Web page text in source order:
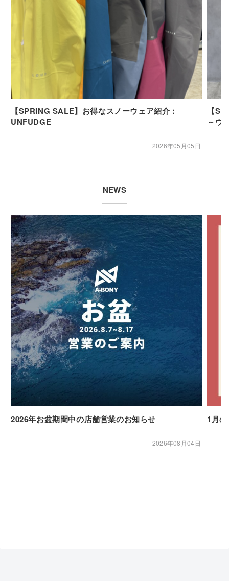
【SPRING SALE】お得なスノーウェア紹介：
UNFUDGE
2026年05月05日
【
～ウ
NEWS
2026年お盆期間中の店舗営業のお知らせ
2026年08月04日
1月